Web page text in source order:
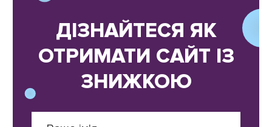
ДІЗНАЙТЕСЯ ЯК
ОТРИМАТИ САЙТ ІЗ
ЗНИЖКОЮ